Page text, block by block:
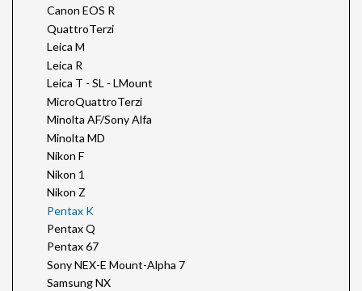
Canon EOS R
QuattroTerzi
Leica M
Leica R
Leica T - SL - LMount
MicroQuattroTerzi
Minolta AF/Sony Alfa
Minolta MD
Nikon F
Nikon 1
Nikon Z
Pentax K
Pentax Q
Pentax 67
Sony NEX-E Mount-Alpha 7
Samsung NX